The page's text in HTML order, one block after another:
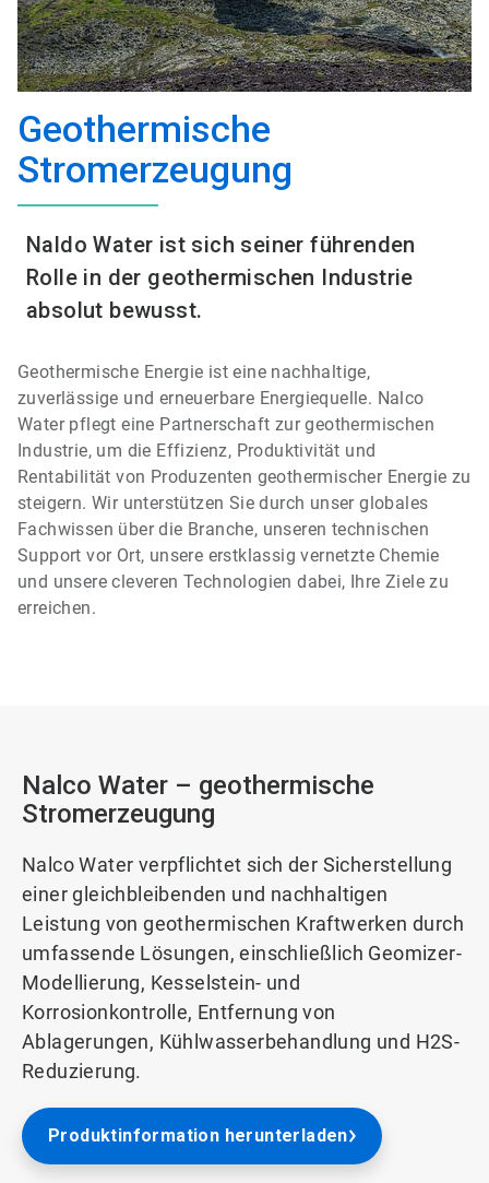
Geothermische
Stromerzeugung
Naldo Water ist sich seiner führenden
Rolle in der geothermischen Industrie
absolut bewusst.
Geothermische Energie ist eine nachhaltige,
zuverlässige und erneuerbare Energiequelle. Nalco
Water pflegt eine Partnerschaft zur geothermischen
Industrie, um die Effizienz, Produktivität und
Rentabilität von Produzenten geothermischer Energie zu
steigern. Wir unterstützen Sie durch unser globales
Fachwissen über die Branche, unseren technischen
Support vor Ort, unsere erstklassig vernetzte Chemie
und unsere cleveren Technologien dabei, Ihre Ziele zu
erreichen.
Nalco Water – geothermische
Stromerzeugung
Nalco Water verpflichtet sich der Sicherstellung
einer gleichbleibenden und nachhaltigen
Leistung von geothermischen Kraftwerken durch
umfassende Lösungen, einschließlich Geomizer-
Modellierung, Kesselstein- und
Korrosionkontrolle, Entfernung von
Ablagerungen, Kühlwasserbehandlung und H2S-
Reduzierung.
Produktinformation herunterladen